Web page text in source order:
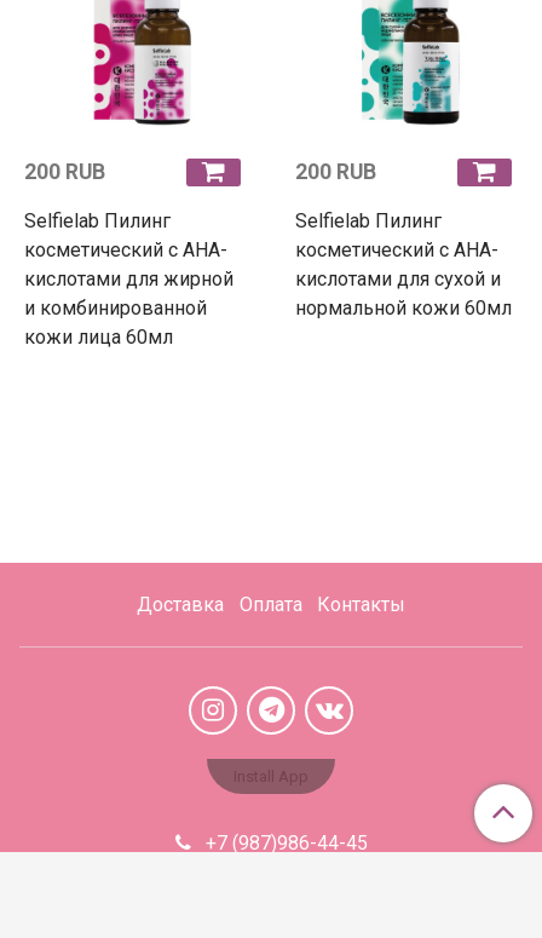
200 RUB
Selfielab Пилинг
косметический с АНА-
кислотами для жирной
и комбинированной
кожи лица 60мл
200 RUB
Selfielab Пилинг
косметический с АНА-
кислотами для сухой и
нормальной кожи 60мл
Доставка Оплата Контакты
+7 (987)986-44-45
Install App